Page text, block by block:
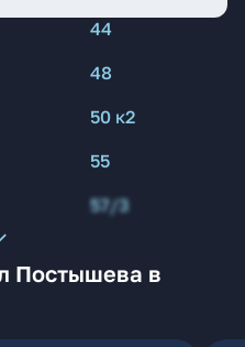
44
48
50 к2
55
57/3
Постышева в